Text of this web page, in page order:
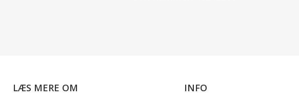
LÆS MERE OM
INFO